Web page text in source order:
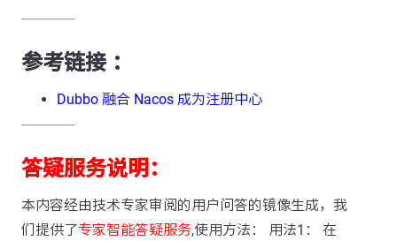
---------------
参考链接 ：
Dubbo 融合 Nacos 成为注册中心
---------------
答疑服务说明：
本内容经由技术专家审阅的用户问答的镜像生成，我
们提供了专家智能答疑服务,使用方法： 用法1： 在